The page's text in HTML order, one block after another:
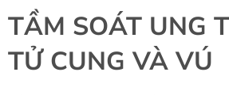
TẦM SOÁT UNG
TỬ CUNG VÀ VÚ